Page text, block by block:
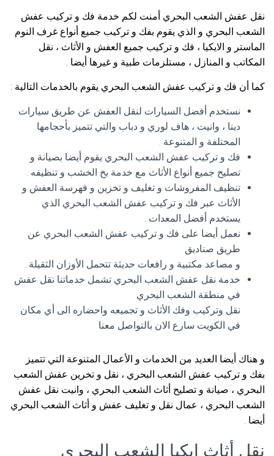
نقل عفش الشعب البحري أمنت لكم خدمة فك و تركيب عفش
الشعب البحري و الذي يقوم بفك و تركيب جميع أنواع غرف النوم
الماستر و الايكيا ، فك و تركيب جميع العفش و الأثاث ، نقل
المكاتب و المنازل ، مستلزمات طبية و غيرها أيضا .
كما أن فك و تركيب عفش الشعب البحري يقوم بالخدمات التالية :
نستخدم أفضل السيارات لنقل العفش عن طريق سيارات
دينا ، وانيت ، هاف لوري و دباب والتي تتميز بأحجامها
المختلفة و المتنوعة .
فك و تركيب عفش الشعب البحري يقوم أيضا بصيانة و
تصليح جميع أنواع الأثاث مع خدمة بخ الخشب و تنظيفه .
تنظيف المفروشات و تغليف و تخزين و فهرسة العفش و
الأثاث عبر فك و تركيب عفش الشعب البحري الذي
يستخدم أفضل المعدات .
نعمل أيضا على فك و تركيب عفش الشعب البحري عن
طريق صناديق
و مصاعد مكتبية و رافعات حديثة تتحمل الأوزان الثقيلة .
خدمة نقل عفش الشعب البحري تشمل خدماتنا نقل عفش
في منطقة الشعب البحري
نقل وتركيب وفك الأثاث و تجميعه واحضاره الى أي مكان
في الكويت سارع الان بالتواصل معنا
و هناك أيضا العديد من الخدمات و الأعمال المتنوعة التي تتميز
بفك و تركيب عفش الشعب البحري ، نقل و تخرين عفش الشعب
البحري ، صيانة و تصليح أثاث الشعب البحري ، وانيت نقل عفش
الشعب البحري ، عمال نقل و تغليف عفش و أثاث الشعب البحري
أيضا .
نقل أثاث ايكيا الشعب البحري